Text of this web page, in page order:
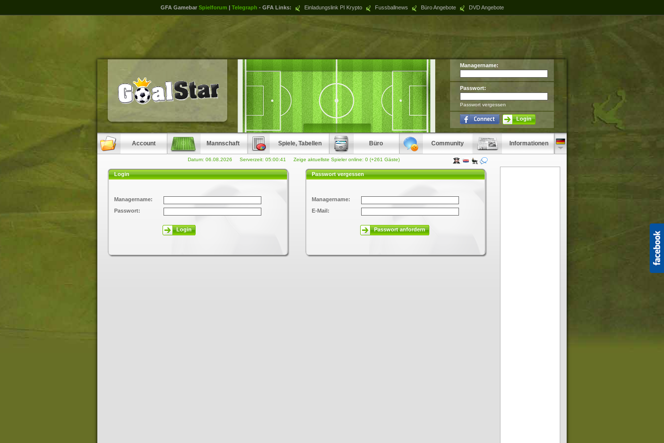
GFA Gamebar Spielforum | Telegraph - GFA Links: Einladungslink PI Krypto Fussballnews Büro Angebote DVD Angebote
Managername:
Passwort:
Passwort vergessen
Login
Account Mannschaft Spiele, Tabellen Büro Community Informationen
Datum: 06.08.2026 Serverzeit: 05:00:41 Zeige aktuellste Spieler online: 0 (+261 Gäste)
Login
Managername:
Passwort:
Login
Passwort vergessen
Managername:
E-Mail:
Passwort anfordern